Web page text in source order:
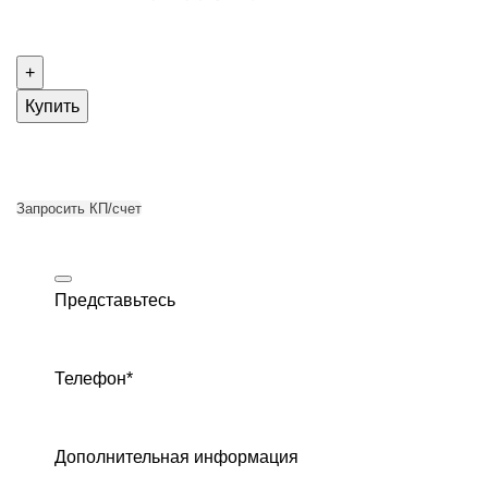
Купить
Запросить КП/счет
Представьтесь
Телефон*
Дополнительная информация